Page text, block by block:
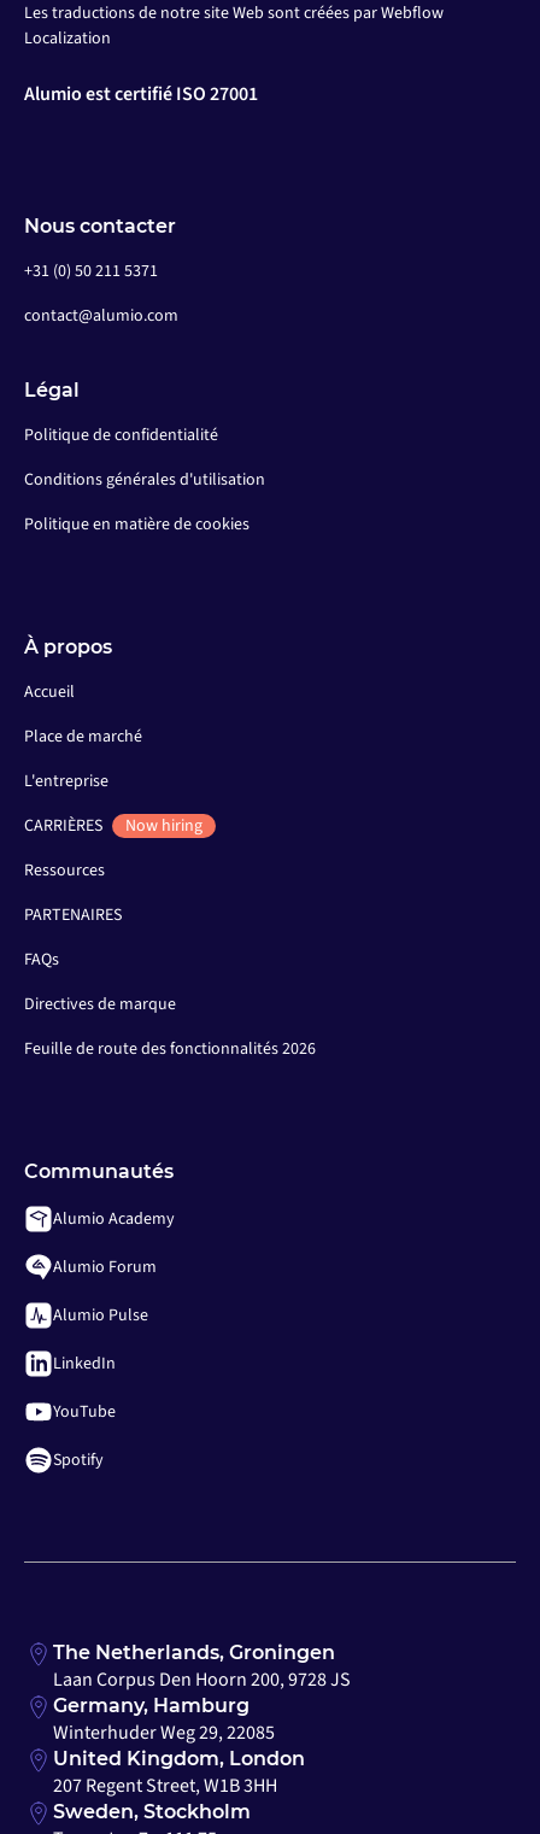
Les traductions de notre site Web sont créées par Webflow
Localization
Alumio est certifié ISO 27001
Nous contacter
+31 (0) 50 211 5371
contact@alumio.com
Légal
Politique de confidentialité
Conditions générales d'utilisation
Politique en matière de cookies
À propos
Accueil
Place de marché
L'entreprise
CARRIÈRES
Now hiring
Ressources
PARTENAIRES
FAQs
Directives de marque
Feuille de route des fonctionnalités 2026
Communautés
Alumio Academy
Alumio Forum
Alumio Pulse
LinkedIn
YouTube
Spotify
The Netherlands, Groningen
Laan Corpus Den Hoorn 200, 9728 JS
Germany, Hamburg
Winterhuder Weg 29, 22085
United Kingdom, London
207 Regent Street, W1B 3HH
Sweden, Stockholm